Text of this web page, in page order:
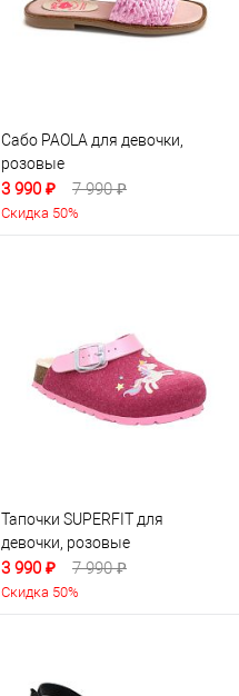
Сабо PAOLA для девочки,
розовые
3 990 ₽ 7 990 ₽
Скидка 50%
Тапочки SUPERFIT для
девочки, розовые
3 990 ₽ 7 990 ₽
Скидка 50%